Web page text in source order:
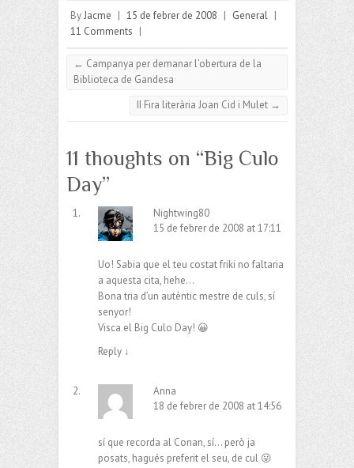
ByJacme | 15 de febrer de 2008 | General |
11 Comments |
← Campanya per demanar l’obertura de la
Biblioteca de Gandesa
II Fira literària Joan Cid i Mulet →
11 thoughts on “Big Culo
Day”
Nightwing80
15 de febrer de 2008 at 17:11
Uo! Sabia que el teu costat friki no faltaria
a aquesta cita, hehe…
Bona tria d’un autèntic mestre de culs, sí
senyor!
Visca el Big Culo Day! 😀
Reply ↓
Anna
18 de febrer de 2008 at 14:56
sí que recorda al Conan, sí… però ja
posats, hagués preferit el seu, de cul 😛